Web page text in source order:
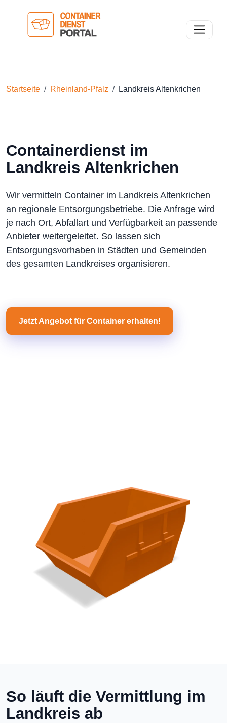
Toggle
Startseite Rheinland-Pfalz Landkreis Altenkrichen
Containerdienst im
Landkreis Altenkrichen
Wir vermitteln Container im Landkreis Altenkrichen
an regionale Entsorgungsbetriebe. Die Anfrage wird
je nach Ort, Abfallart und Verfügbarkeit an passende
Anbieter weitergeleitet. So lassen sich
Entsorgungsvorhaben in Städten und Gemeinden
des gesamten Landkreises organisieren.
Jetzt Angebot für Container erhalten!
So läuft die Vermittlung im
Landkreis ab